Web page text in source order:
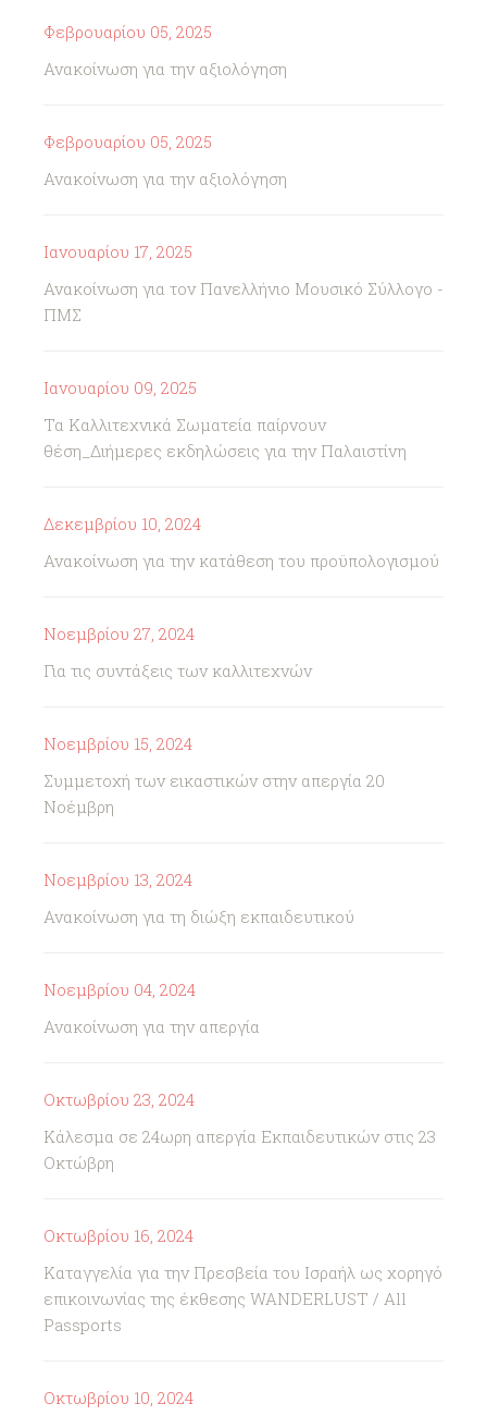
Φεβρουαρίου 05, 2025
Ανακοίνωση για την αξιολόγηση
Φεβρουαρίου 05, 2025
Ανακοίνωση για την αξιολόγηση
Ιανουαρίου 17, 2025
Ανακοίνωση για τον Πανελλήνιο Μουσικό Σύλλογο -
ΠΜΣ
Ιανουαρίου 09, 2025
Τα Καλλιτεχνικά Σωματεία παίρνουν
θέση_Διήμερες εκδηλώσεις για την Παλαιστίνη
Δεκεμβρίου 10, 2024
Ανακοίνωση για την κατάθεση του προϋπολογισμού
Νοεμβρίου 27, 2024
Για τις συντάξεις των καλλιτεχνών
Νοεμβρίου 15, 2024
Συμμετοχή των εικαστικών στην απεργία 20
Νοέμβρη
Νοεμβρίου 13, 2024
Ανακοίνωση για τη διώξη εκπαιδευτικού
Νοεμβρίου 04, 2024
Ανακοίνωση για την απεργία
Οκτωβρίου 23, 2024
Κάλεσμα σε 24ωρη απεργία Εκπαιδευτικών στις 23
Οκτώβρη
Οκτωβρίου 16, 2024
Καταγγελία για την Πρεσβεία του Ισραήλ ως χορηγό
επικοινωνίας της έκθεσης WANDERLUST / All
Passports
Οκτωβρίου 10, 2024